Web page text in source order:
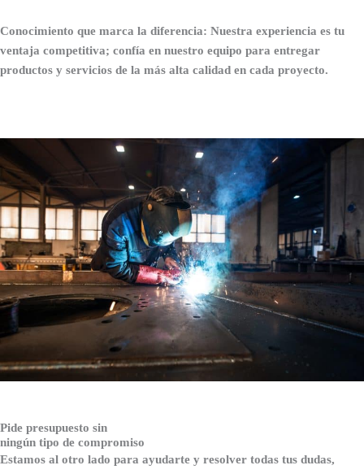
Conocimiento que marca la diferencia: Nuestra experiencia es tu
ventaja competitiva; confía en nuestro equipo para entregar
productos y servicios de la más alta calidad en cada proyecto.
Pide presupuesto sin
ningún tipo de compromiso
Estamos al otro lado para ayudarte y resolver todas tus dudas,